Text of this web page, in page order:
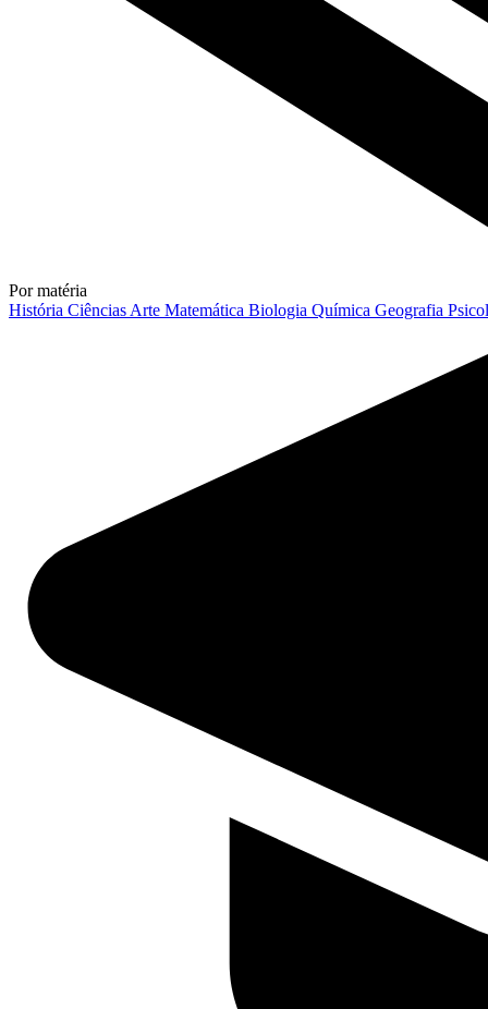
Por matéria
História Ciências Arte Matemática Biologia Química Geografia